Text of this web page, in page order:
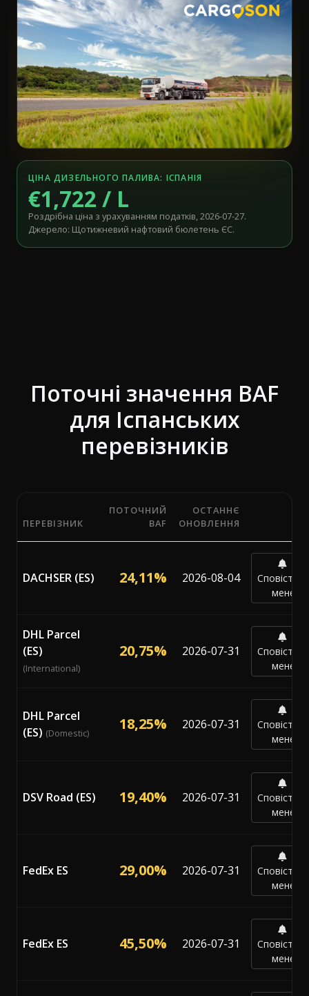
ЦІНА ДИЗЕЛЬНОГО ПАЛИВА: ІСПАНІЯ
€1,722 / L
Роздрібна ціна з урахуванням податків, 2026-07-27.
Джерело: Щотижневий нафтовий бюлетень ЄС.
Поточні значення BAF
для Іспанських
перевізників
Поточні відсотки паливної надбавки (BAF) від 7
ПЕРЕВІЗНИК
ПОТОЧНИЙ
BAF
ОСТАННЄ
ОНОВЛЕННЯ
DACHSER (ES) 24,11% 2026-08-04
Сповістити
мене
DHL Parcel
(ES)
(International)
20,75% 2026-07-31
Сповістити
мене
DHL Parcel
(ES) (Domestic) 18,25% 2026-07-31
Сповістити
мене
DSV Road (ES) 19,40% 2026-07-31
Сповістити
мене
FedEx ES 29,00% 2026-07-31
Сповістити
мене
FedEx ES 45,50% 2026-07-31
Сповістити
мене